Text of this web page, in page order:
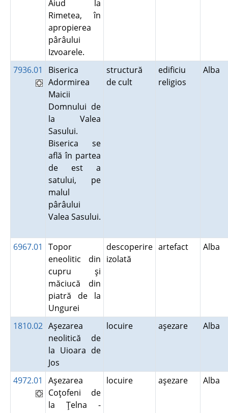
Aiud la
Rimetea, în
apropierea
pârâului
Izvoarele.
7936.01
Biserica
Adormirea
Maicii
Domnului de
la Valea
Sasului.
Biserica se
află în partea
de est a
satului, pe
malul
pârâului
Valea Sasului.
structură
de cult
edificiu
religios
Alba
6967.01
Topor
eneolitic din
cupru şi
măciucă din
piatră de la
Ungurei
descoperire
izolată
artefact Alba
1810.02 Aşezarea
neolitică de
la Uioara de
Jos
locuire aşezare Alba
4972.01
Aşezarea
Coţofeni de
la Ţelna -
locuire aşezare Alba